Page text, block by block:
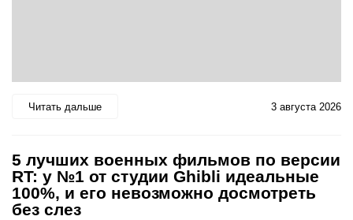
Читать дальше 3 августа 2026
5 лучших военных фильмов по версии
RT: у №1 от студии Ghibli идеальные
100%, и его невозможно досмотреть
без слез